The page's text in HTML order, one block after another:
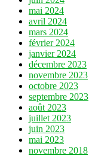
mai 2024
avril 2024
mars 2024
février 2024
janvier 2024
décembre 2023
novembre 2023
octobre 2023
septembre 2023
août 2023
juillet 2023
juin 2023
mai 2023
novembre 2018